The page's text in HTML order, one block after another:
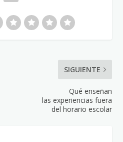
SIGUIENTE
Qué enseñan
las experiencias fuera
del horario escolar